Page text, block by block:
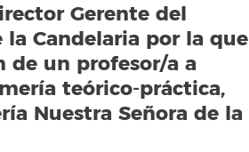
Gerente del
Candelaria por la que
de un profesor/a a
teórico-práctica,
Nuestra Señora de la